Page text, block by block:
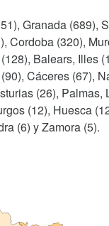
Granada (689),
Cordoba (320),
Balears, Illes
Cáceres (67),
(26), Palmas,
(12), Huesca
(6) y Zamora (5).